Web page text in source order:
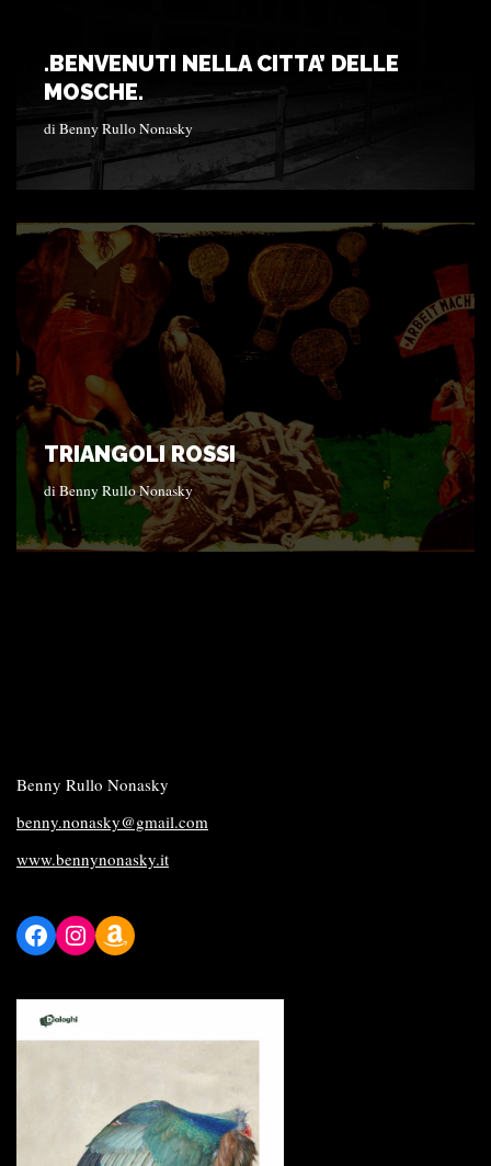
.BENVENUTI NELLA CITTA’ DELLE
MOSCHE.
diBenny Rullo Nonasky
TRIANGOLI ROSSI
diBenny Rullo Nonasky
Benny Rullo Nonasky
benny.nonasky@gmail.com
www.bennynonasky.it